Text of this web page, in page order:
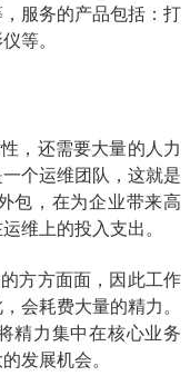
服务的产品包括：打
等。
，还需要大量的人力
个运维团队，这就是
包，在为企业带来高
维上的投入支出。
方方面面，因此工作
会耗费大量的精力。
精力集中在核心业务
发展机会。